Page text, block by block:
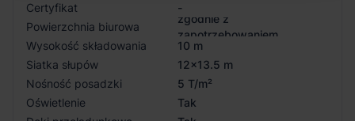
Certyfikat
-
Powierzchnia biurowa
zgodnie z
zapotrzebowaniem
Wysokość składowania
10 m
Siatka słupów
12x13.5 m
Nośność posadzki
5 T/m²
Oświetlenie
Tak